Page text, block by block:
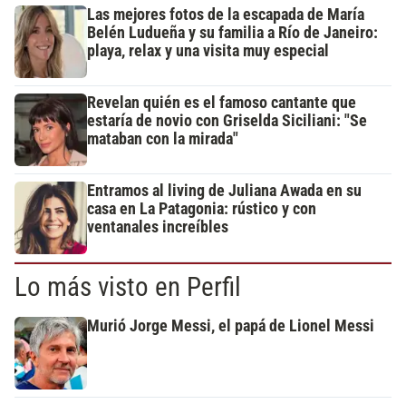
Las mejores fotos de la escapada de María
Belén Ludueña y su familia a Río de Janeiro:
playa, relax y una visita muy especial
Revelan quién es el famoso cantante que
estaría de novio con Griselda Siciliani: "Se
mataban con la mirada"
Entramos al living de Juliana Awada en su
casa en La Patagonia: rústico y con
ventanales increíbles
Lo más visto en Perfil
Murió Jorge Messi, el papá de Lionel Messi